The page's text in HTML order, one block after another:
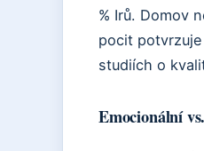
% Irů. Domov
pocit
studiích o
Emocionální